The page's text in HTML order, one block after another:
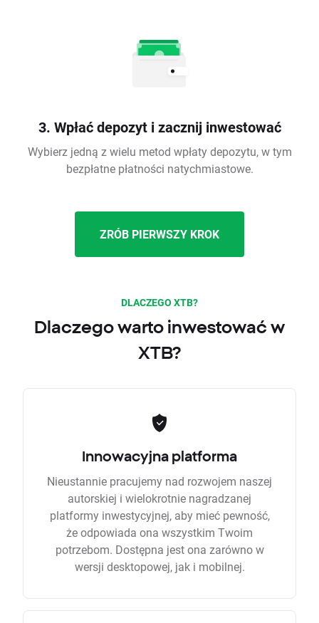
3. Wpłać depozyt i zacznij inwestować
Wybierz jedną z wielu metod wpłaty depozytu, w tym
bezpłatne płatności natychmiastowe.
ZRÓB PIERWSZY KROK
DLACZEGO XTB?
Dlaczego warto inwestować w
XTB?
Innowacyjna platforma
Nieustannie pracujemy nad rozwojem naszej
autorskiej i wielokrotnie nagradzanej
platformy inwestycyjnej, aby mieć pewność,
że odpowiada ona wszystkim Twoim
potrzebom. Dostępna jest ona zarówno w
wersji desktopowej, jak i mobilnej.